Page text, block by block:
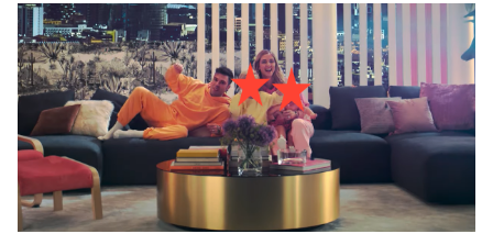
Notifiche mobile
Regala il Post
Hai bisogno di aiuto?
Esci